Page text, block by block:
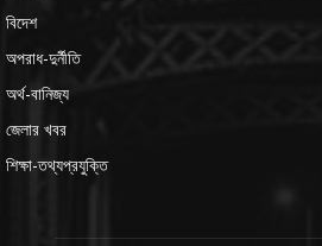
বিদেশ
অপরাধ-দুর্নীতি
অর্থ-বানিজ্য
জেলার খবর
শিক্ষা-তথ্যপ্রযুক্তি